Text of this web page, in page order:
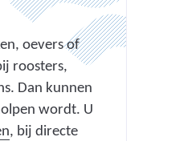
oevers of
roosters,
Dan kunnen
wordt. U
, bij directe